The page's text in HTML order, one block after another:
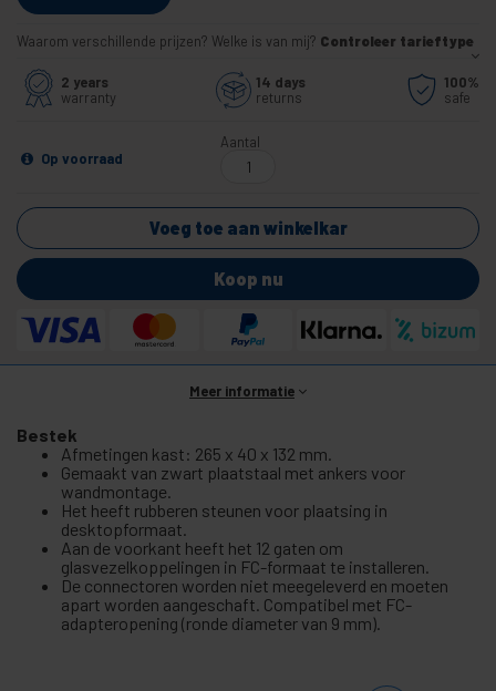
Waarom verschillende prijzen? Welke is van mij? Controleer tarieftype
2 years
warranty
14 days
returns
100%
safe
Op voorraad
Aantal
Voeg toe aan winkelkar
Koop nu
Meer informatie
Bestek
Afmetingen kast: 265 x 40 x 132 mm.
Gemaakt van zwart plaatstaal met ankers voor
wandmontage.
Het heeft rubberen steunen voor plaatsing in
desktopformaat.
Aan de voorkant heeft het 12 gaten om
glasvezelkoppelingen in FC-formaat te installeren.
De connectoren worden niet meegeleverd en moeten
apart worden aangeschaft. Compatibel met FC-
adapteropening (ronde diameter van 9 mm).